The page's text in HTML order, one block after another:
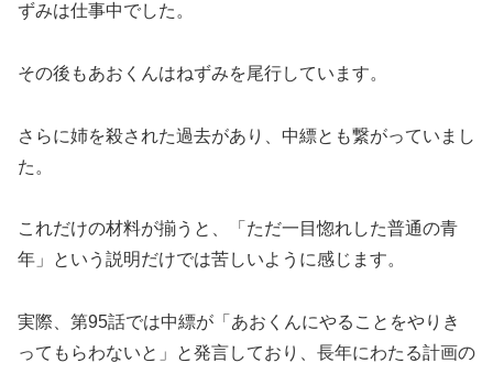
ずみは仕事中でした。
その後もあおくんはねずみを尾行しています。
さらに姉を殺された過去があり、中縹とも繋がっていまし
た。
これだけの材料が揃うと、「ただ一目惚れした普通の青
年」という説明だけでは苦しいように感じます。
実際、第95話では中縹が「あおくんにやることをやりき
ってもらわないと」と発言しており、長年にわたる計画の